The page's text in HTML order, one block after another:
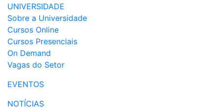
UNIVERSIDADE
Sobre a Universidade
Cursos Online
Cursos Presenciais
On Demand
Vagas do Setor
EVENTOS
NOTÍCIAS